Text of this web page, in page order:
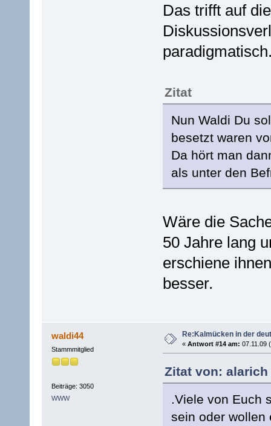
Das trifft auf
Zitat
Nun Waldi Du
besetzt waren
Da hört man
als unter den
Wäre die
50 Jahre lang
erschiene
besser.
waldi44
Stammmitglied
Beiträge: 3050
WWW
Re:Kalmücken in der
« Antwort #14 am: 07.11.09
Zitat von: alarich
.Viele von Euch
sein oder wollen